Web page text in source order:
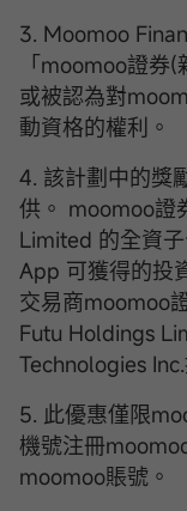
3. Moomoo
「moomoo證券
或被認為對
動資格的權利。
4. 該計劃中的獎
供。 moomoo證
Limited 的全資
App 可獲得的投
交易商moomoo
Futu Holdings
Technologies
5. 此優惠僅限
機號注冊
moomoo賬號。